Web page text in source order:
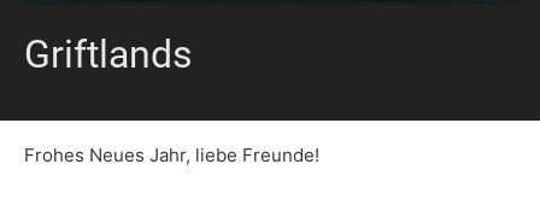
Griftlands
Frohes Neues Jahr, liebe Freunde!